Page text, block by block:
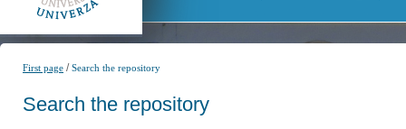
First page /Search the repository
Search the repository